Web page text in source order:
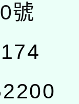
號